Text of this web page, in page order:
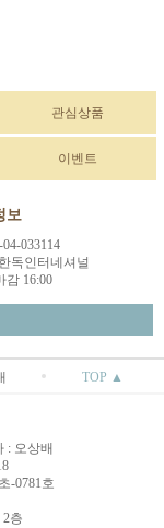
관심상품
이벤트
보
033114
독인터네셔널
감 16:00
TOP ▲
: 오상배
-0781호
층